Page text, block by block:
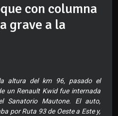
con columna
grave a la
altura del km 96, pasado el
un Renault Kwid fue internada
Sanatorio Mautone. El auto,
por Ruta 93 de Oeste a Este y,